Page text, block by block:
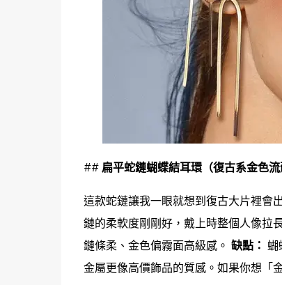
## 扁平蛇鏈蝴蝶結耳環（復古系金色流
這款蛇鏈讓我一眼就想到復古大片裡
鏈的柔軟度剛剛好，戴上時整個人像拉
鏈條柔、金色偏霧面高級感。 缺點： 蝴
金屬更像高價飾品的質感。如果你想「